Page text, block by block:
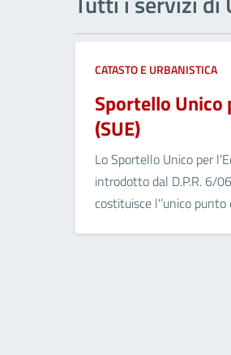
CATASTO E URBANISTICA
Sportello Unico
(SUE)
Lo Sportello Unico per
introdotto dal D.P.R. 6/
costituisce l'’unico